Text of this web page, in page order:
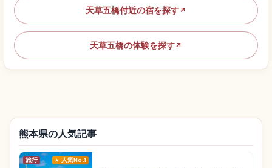
天草五橋付近の宿を探す↗
天草五橋の体験を探す↗
熊本県の人気記事
旅行 人気No.1